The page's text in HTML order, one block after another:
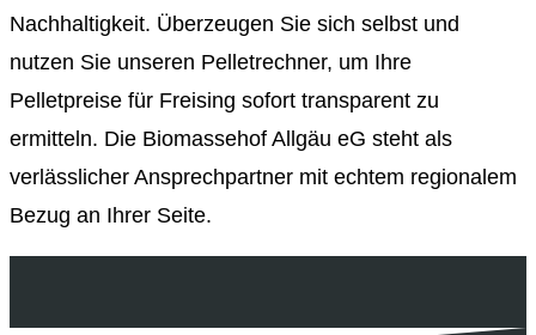
Nachhaltigkeit. Überzeugen Sie sich selbst und
nutzen Sie unseren Pelletrechner, um Ihre
Pelletpreise für Freising sofort transparent zu
ermitteln. Die Biomassehof Allgäu eG steht als
verlässlicher Ansprechpartner mit echtem regionalem
Bezug an Ihrer Seite.